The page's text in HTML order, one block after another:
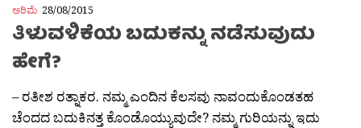
ಅರಿಮೆ 28/08/2015
ತಿಳುವಳಿಕೆಯ ಬದುಕನ್ನು ನಡೆಸುವುದು
ಹೇಗೆ?
– ರತೀಶ ರತ್ನಾಕರ. ನಮ್ಮ ಎಂದಿನ ಕೆಲಸವು ನಾವಂದುಕೊಂಡತಹ
ಚೆಂದದ ಬದುಕಿನತ್ತ ಕೊಂಡೊಯ್ಯುವುದೇ? ನಮ್ಮ ಗುರಿಯನ್ನು ಇದು